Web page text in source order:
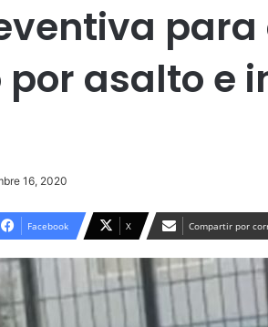
asalto e
16, 2020
Facebook X Compartir por